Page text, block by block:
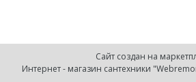
Сайт создан на